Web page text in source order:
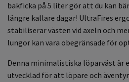
bakficka på 5 liter gör att du kan
längre kallare dagar! UltraFires
stabiliserar västen vid axeln och
lungor kan vara obegränsade för
Denna minimalistiska löparväst är
utvecklad för att löpare och